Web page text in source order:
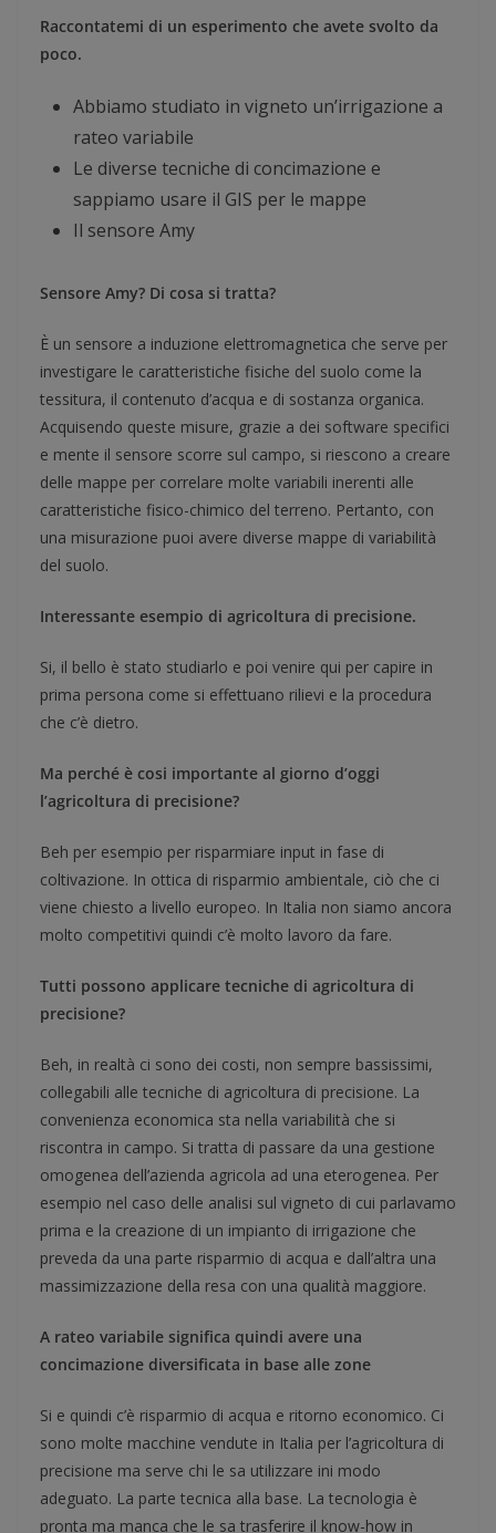
Raccontatemi di un esperimento che avete svolto da
poco.
Abbiamo studiato in vigneto un’irrigazione a
rateo variabile
Le diverse tecniche di concimazione e
sappiamo usare il GIS per le mappe
Il sensore Amy
Sensore Amy? Di cosa si tratta?
È un sensore a induzione elettromagnetica che serve per
investigare le caratteristiche fisiche del suolo come la
tessitura, il contenuto d’acqua e di sostanza organica.
Acquisendo queste misure, grazie a dei software specifici
e mente il sensore scorre sul campo, si riescono a creare
delle mappe per correlare molte variabili inerenti alle
caratteristiche fisico-chimico del terreno. Pertanto, con
una misurazione puoi avere diverse mappe di variabilità
del suolo.
Interessante esempio di agricoltura di precisione.
Si, il bello è stato studiarlo e poi venire qui per capire in
prima persona come si effettuano rilievi e la procedura
che c’è dietro.
Ma perché è cosi importante al giorno d’oggi
l’agricoltura di precisione?
Beh per esempio per risparmiare input in fase di
coltivazione. In ottica di risparmio ambientale, ciò che ci
viene chiesto a livello europeo. In Italia non siamo ancora
molto competitivi quindi c’è molto lavoro da fare.
Tutti possono applicare tecniche di agricoltura di
precisione?
Beh, in realtà ci sono dei costi, non sempre bassissimi,
collegabili alle tecniche di agricoltura di precisione. La
convenienza economica sta nella variabilità che si
riscontra in campo. Si tratta di passare da una gestione
omogenea dell’azienda agricola ad una eterogenea. Per
esempio nel caso delle analisi sul vigneto di cui parlavamo
prima e la creazione di un impianto di irrigazione che
preveda da una parte risparmio di acqua e dall’altra una
massimizzazione della resa con una qualità maggiore.
A rateo variabile significa quindi avere una
concimazione diversificata in base alle zone
Si e quindi c’è risparmio di acqua e ritorno economico. Ci
sono molte macchine vendute in Italia per l’agricoltura di
precisione ma serve chi le sa utilizzare ini modo
adeguato. La parte tecnica alla base. La tecnologia è
pronta ma manca che le sa trasferire il know-how in